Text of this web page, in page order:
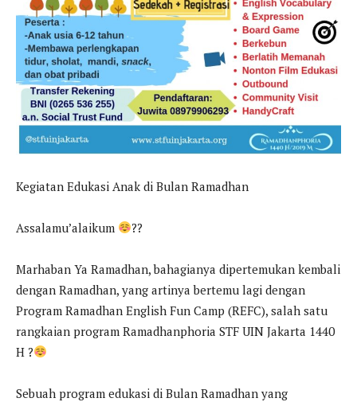
Kegiatan Edukasi Anak di Bulan Ramadhan
Assalamu’alaikum ??
Marhaban Ya Ramadhan, bahagianya dipertemukan kembali
dengan Ramadhan, yang artinya bertemu lagi dengan
Program Ramadhan English Fun Camp (REFC), salah satu
rangkaian program Ramadhanphoria STF UIN Jakarta 1440
H ?
Sebuah program edukasi di Bulan Ramadhan yang